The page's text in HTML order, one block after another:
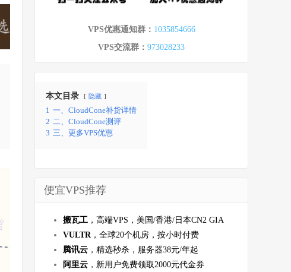
VPS优惠通知群： 1035854666
VPS交流群： 973028233
本文目录 隐藏
1 一、CloudCone补货详情
2 二、CloudCone测评
3 三、更多VPS优惠
便宜VPS推荐
搬瓦工 ，高端VPS，美国/香港/日本CN2 GIA
VULTR ，全球20个机房，按小时付费
腾讯云 ，精选秒杀，服务器38元/年起
阿里云 ，新用户免费领取2000元代金券